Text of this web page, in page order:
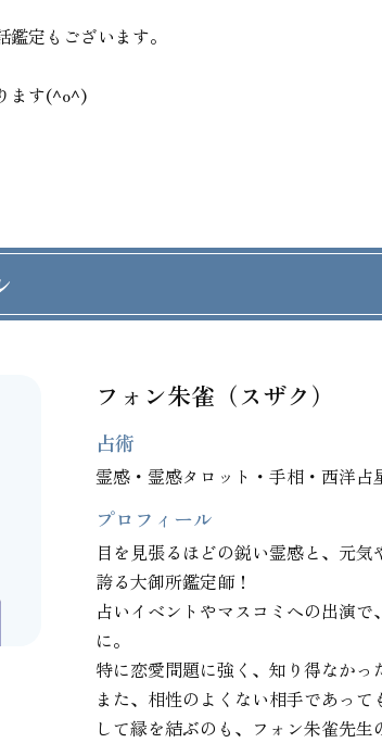
定もございます。
ます(^o^)
フォン朱雀（スザク）
占術
霊感・霊感タロット・手相・西洋占
プロフィール
目を見張るほどの鋭い霊感と、元
誇る大御所鑑定師！
占いイベントやマスコミへの出演
に。
特に恋愛問題に強く、知り得なかっ
また、相性のよくない相手であっ
して縁を結ぶのも、フォン朱雀先生